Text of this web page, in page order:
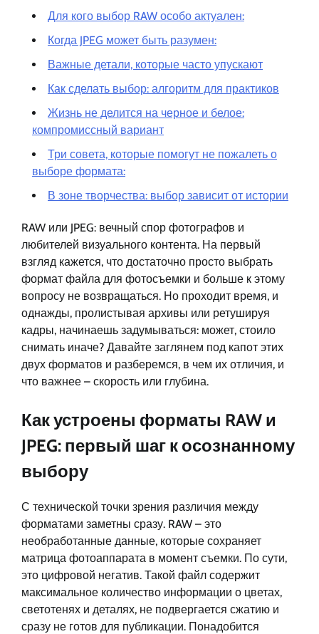
Для кого выбор RAW особо актуален:
Когда JPEG может быть разумен:
Важные детали, которые часто упускают
Как сделать выбор: алгоритм для практиков
Жизнь не делится на черное и белое:
компромиссный вариант
Три совета, которые помогут не пожалеть о
выборе формата:
В зоне творчества: выбор зависит от истории
RAW или JPEG: вечный спор фотографов и
любителей визуального контента. На первый
взгляд кажется, что достаточно просто выбрать
формат файла для фотосъемки и больше к этому
вопросу не возвращаться. Но проходит время, и
однажды, пролистывая архивы или ретушируя
кадры, начинаешь задумываться: может, стоило
снимать иначе? Давайте заглянем под капот этих
двух форматов и разберемся, в чем их отличия, и
что важнее – скорость или глубина.
Как устроены форматы RAW и
JPEG: первый шаг к осознанному
выбору
С технической точки зрения различия между
форматами заметны сразу. RAW – это
необработанные данные, которые сохраняет
матрица фотоаппарата в момент съемки. По сути,
это цифровой негатив. Такой файл содержит
максимальное количество информации о цветах,
светотенях и деталях, не подвергается сжатию и
сразу не готов для публикации. Понадобится